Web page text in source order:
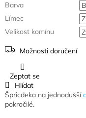
Barva
Límec
Velikost komínu
Možnosti doručení
Špricdeka na jednodušší
pokročilé.
Zeptat se
Hlídat